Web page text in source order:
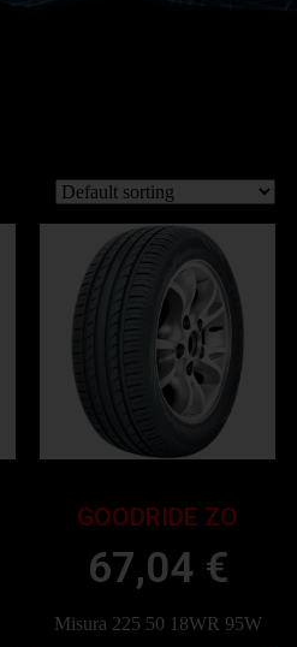
GOODRIDE ZO
67,04 €
Misura 225 50 18WR 95W